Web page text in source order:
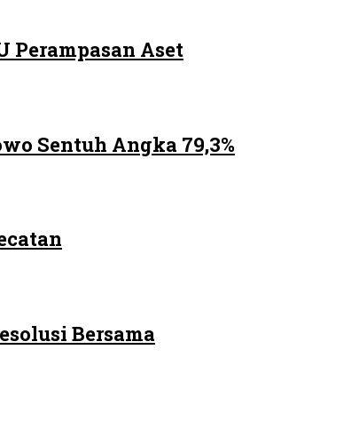
Perampasan Aset
Sentuh Angka 79,3%
Bersama